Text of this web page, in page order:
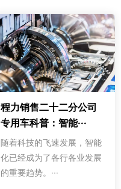
程力销售二十二分公司
专用车科普：智能···
随着科技的飞速发展，智能
化已经成为了各行各业发展
的重要趋势。···